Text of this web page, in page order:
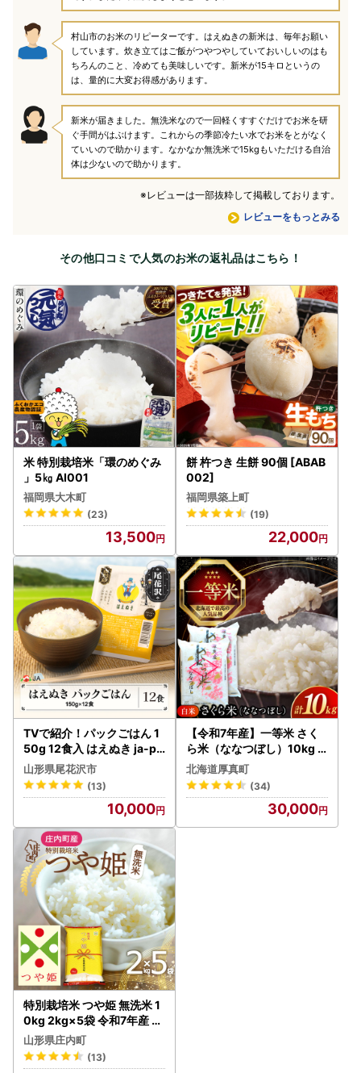
レビューをもっとみる
村山市のお米のリピーターです。はえぬきの新米は、毎年お願い
しています。炊き立てはご飯がつやつやしていておいしいのはも
ちろんのこと、冷めても美味しいです。新米が15キロというの
は、量的に大変お得感があります。
新米が届きました。無洗米なので一回軽くすすぐだけでお米を研
ぐ手間がはぶけます。これからの季節冷たい水でお米をとがなく
ていいので助かります。なかなか無洗米で15kgもいただける自治
体は少ないので助かります。
※レビューは一部抜粋して掲載しております。
その他口コミで人気のお米の返礼品はこちら！
米 特別栽培米「環のめぐみ
」5㎏ AI001
福岡県大木町
(23)
13,500
餅 杵つき 生餅 90個 [ABAB
002]
福岡県築上町
(19)
22,000
TVで紹介！パックごはん 1
50g 12食入 はえぬき ja-pr
hax12
山形県尾花沢市
(13)
10,000
【令和7年産】一等米 さく
ら米（ななつぼし）10kg
北海道米 コメ [AXAB025]
北海道厚真町
(34)
30,000
特別栽培米 つや姫 無洗米 1
0kg 2kg×5袋 令和7年産 2
025年産 庄内町産 余目産
余目町農協 あまるめ ブラン
ド米 米 国産 単一原料米 山
山形県庄内町
(13)